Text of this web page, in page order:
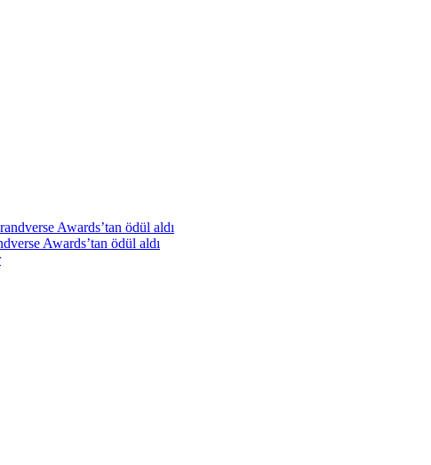
Awards’tan ödül aldı